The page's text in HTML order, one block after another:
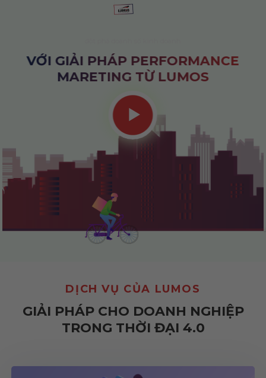
VỚI GIẢI PHÁP PERFORMANCE
MARETING TỪ LUMOS
DỊCH VỤ CỦA LUMOS
GIẢI PHÁP CHO DOANH NGHIỆP
TRONG THỜI ĐẠI 4.0